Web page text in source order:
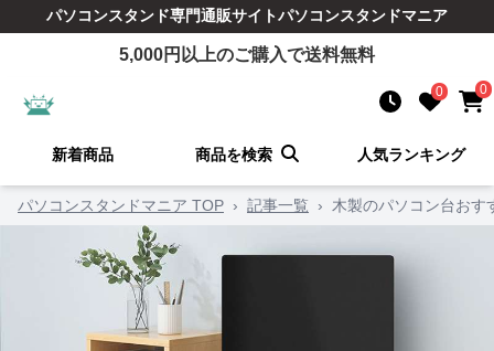
パソコンスタンド専門通販サイトパソコンスタンドマニア
5,000円以上のご購入で送料無料
0 0
新着商品 商品を検索 人気ランキング
パソコンスタンドマニア TOP › 記事一覧 › 木製のパソコン台おす